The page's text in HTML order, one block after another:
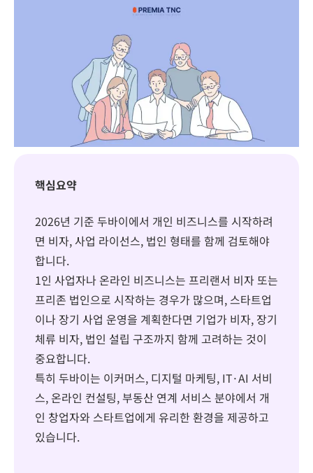
핵심요약
2026년 기준 두바이에서 개인 비즈니스를 시작하려
면 비자, 사업 라이선스, 법인 형태를 함께 검토해야
합니다.
1인 사업자나 온라인 비즈니스는 프리랜서 비자 또는
프리존 법인으로 시작하는 경우가 많으며, 스타트업
이나 장기 사업 운영을 계획한다면 기업가 비자, 장기
체류 비자, 법인 설립 구조까지 함께 고려하는 것이
중요합니다.
특히 두바이는 이커머스, 디지털 마케팅, IT·AI 서비
스, 온라인 컨설팅, 부동산 연계 서비스 분야에서 개
인 창업자와 스타트업에게 유리한 환경을 제공하고
있습니다.